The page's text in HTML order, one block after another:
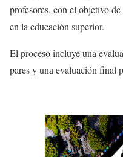
profesores, con el objetivo
en la educación superior.
El proceso incluye una
pares y una evaluación final